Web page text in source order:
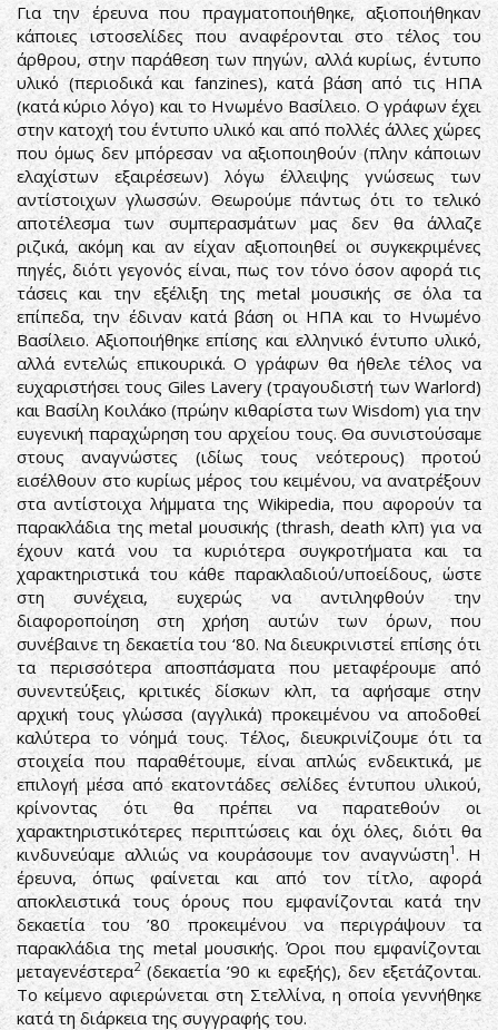
Για την έρευνα που πραγματοποιήθηκε, αξιοποιήθηκαν
κάποιες ιστοσελίδες που αναφέρονται στο τέλος του
άρθρου, στην παράθεση των πηγών, αλλά κυρίως, έντυπο
υλικό (περιοδικά και fanzines), κατά βάση από τις ΗΠΑ
(κατά κύριο λόγο) και το Ηνωμένο Βασίλειο. Ο γράφων έχει
στην κατοχή του έντυπο υλικό και από πολλές άλλες χώρες
που όμως δεν μπόρεσαν να αξιοποιηθούν (πλην κάποιων
ελαχίστων εξαιρέσεων) λόγω έλλειψης γνώσεως των
αντίστοιχων γλωσσών. Θεωρούμε πάντως ότι το τελικό
αποτέλεσμα των συμπερασμάτων μας δεν θα άλλαζε
ριζικά, ακόμη και αν είχαν αξιοποιηθεί οι συγκεκριμένες
πηγές, διότι γεγονός είναι, πως τον τόνο όσον αφορά τις
τάσεις και την εξέλιξη της metal μουσικής σε όλα τα
επίπεδα, την έδιναν κατά βάση οι ΗΠΑ και το Ηνωμένο
Βασίλειο. Αξιοποιήθηκε επίσης και ελληνικό έντυπο υλικό,
αλλά εντελώς επικουρικά. Ο γράφων θα ήθελε τέλος να
ευχαριστήσει τους Giles Lavery (τραγουδιστή των Warlord)
και Βασίλη Κοιλάκο (πρώην κιθαρίστα των Wisdom) για την
ευγενική παραχώρηση του αρχείου τους. Θα συνιστούσαμε
στους αναγνώστες (ιδίως τους νεότερους) προτού
εισέλθουν στο κυρίως μέρος του κειμένου, να ανατρέξουν
στα αντίστοιχα λήμματα της Wikipedia, που αφορούν τα
παρακλάδια της metal μουσικής (thrash, death κλπ) για να
έχουν κατά νου τα κυριότερα συγκροτήματα και τα
χαρακτηριστικά του κάθε παρακλαδιού/υποείδους, ώστε
στη συνέχεια, ευχερώς να αντιληφθούν την
διαφοροποίηση στη χρήση αυτών των όρων, που
συνέβαινε τη δεκαετία του ‘80. Να διευκρινιστεί επίσης ότι
τα περισσότερα αποσπάσματα που μεταφέρουμε από
συνεντεύξεις, κριτικές δίσκων κλπ, τα αφήσαμε στην
αρχική τους γλώσσα (αγγλικά) προκειμένου να αποδοθεί
καλύτερα το νόημά τους. Τέλος, διευκρινίζουμε ότι τα
στοιχεία που παραθέτουμε, είναι απλώς ενδεικτικά, με
επιλογή μέσα από εκατοντάδες σελίδες έντυπου υλικού,
κρίνοντας ότι θα πρέπει να παρατεθούν οι
χαρακτηριστικότερες περιπτώσεις και όχι όλες, διότι θα
κινδυνεύαμε αλλιώς να κουράσουμε τον αναγνώστη1. Η
έρευνα, όπως φαίνεται και από τον τίτλο, αφορά
αποκλειστικά τους όρους που εμφανίζονται κατά την
δεκαετία του ’80 προκειμένου να περιγράψουν τα
παρακλάδια της metal μουσικής. Όροι που εμφανίζονται
μεταγενέστερα2(δεκαετία ’90 κι εφεξής), δεν εξετάζονται.
Το κείμενο αφιερώνεται στη Στελλίνα, η οποία γεννήθηκε
κατά τη διάρκεια της συγγραφής του.